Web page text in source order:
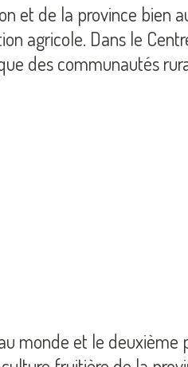
et de la province bien
agricole. Dans le
des communautés
monde et le deuxième